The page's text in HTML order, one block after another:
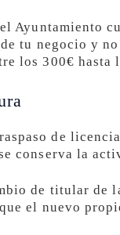
Ayuntamiento
tu negocio y
los 300€ hasta
de
conserva la
de titular de
el nuevo